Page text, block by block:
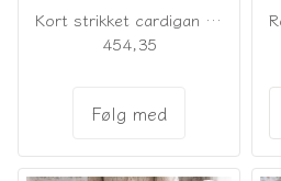
Kort strikket cardigan i sandbeige
454,35
Følg med